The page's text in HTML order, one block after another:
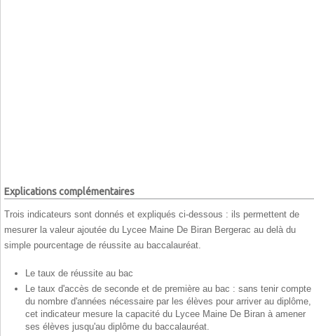
Explications complémentaires
Trois indicateurs sont donnés et expliqués ci-dessous : ils permettent de
mesurer la valeur ajoutée du Lycee Maine De Biran Bergerac au delà du
simple pourcentage de réussite au baccalauréat.
Le taux de réussite au bac
Le taux d'accès de seconde et de première au bac : sans tenir compte
du nombre d'années nécessaire par les élèves pour arriver au diplôme,
cet indicateur mesure la capacité du Lycee Maine De Biran à amener
ses élèves jusqu'au diplôme du baccalauréat.